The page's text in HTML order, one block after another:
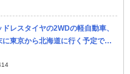
レスタイヤの2WDの軽自動車、
東京から北海道に行く予定で
す。 ノーマルタイヤのハリアー